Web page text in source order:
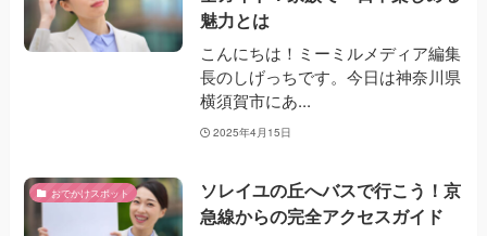
魅力とは
こんにちは！ミーミルメディア編集
長のしげっちです。今日は神奈川県
横須賀市にあ...
2025年4月15日
おでかけスポット
ソレイユの丘へバスで行こう！京
急線からの完全アクセスガイド